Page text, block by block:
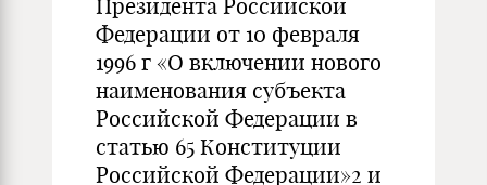
Президента Российской
Федерации от 10 февраля
1996 г «О включении нового
наименования субъекта
Российской Федерации в
статью 65 Конституции
Российской Федерации»2 и